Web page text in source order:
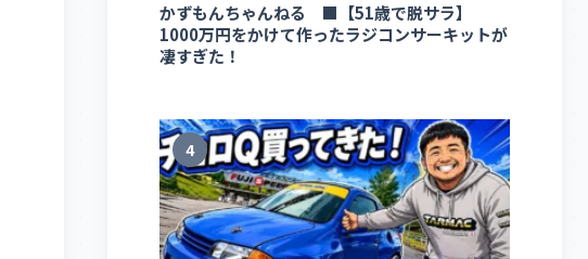
かずもんちゃんねる ■【51歳で脱サラ】
1000万円をかけて作ったラジコンサーキットが
凄すぎた！
4